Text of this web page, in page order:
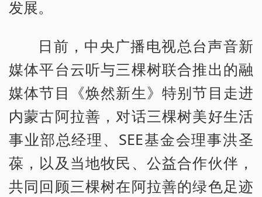
发展。
日前，中央广播电视总台声音新
媒体平台云听与三棵树联合推出的融
媒体节目《焕然新生》特别节目走进
内蒙古阿拉善，对话三棵树美好生活
事业部总经理、SEE基金会理事洪圣
葆，以及当地牧民、公益合作伙伴，
共同回顾三棵树在阿拉善的绿色足迹